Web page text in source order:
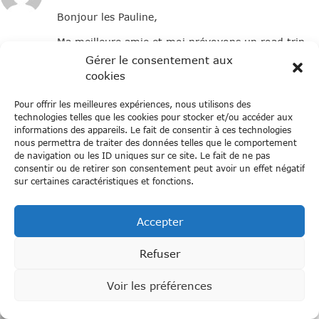
Gérer le consentement aux
cookies
Pour offrir les meilleures expériences, nous utilisons des
technologies telles que les cookies pour stocker et/ou accéder aux
informations des appareils. Le fait de consentir à ces technologies
nous permettra de traiter des données telles que le comportement
de navigation ou les ID uniques sur ce site. Le fait de ne pas
consentir ou de retirer son consentement peut avoir un effet négatif
sur certaines caractéristiques et fonctions.
Accepter
Refuser
Voir les préférences
Bonjour les Pauline,
Ma meilleure amie et moi prévoyons un road trip
sur la côte ouest en août et votre blig est devenue
notre Graal !
– Pour les assurances santé, on a lu dans les guides
qu’il fallait prévoir d’être couvert pour des
dépenses allant jusquà 150 000€. On voulait avoir
votre avis !
– Pour le camping, est ce qu’il y a moyen de louer
Merci d’avance !!